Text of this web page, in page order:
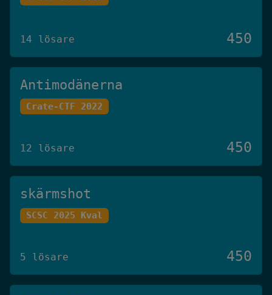
14 lösare 450
Antimodänerna
Crate-CTF 2022
12 lösare 450
skärmshot
SCSC 2025 Kval
5 lösare 450